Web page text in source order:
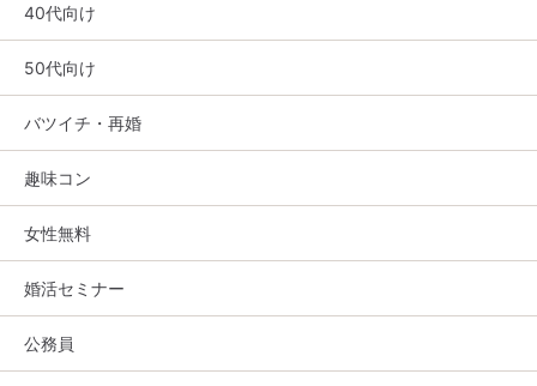
40代向け
50代向け
バツイチ・再婚
趣味コン
女性無料
婚活セミナー
公務員